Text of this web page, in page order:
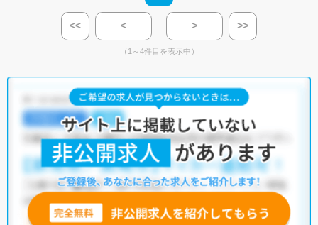
<< < > >>
（1～4件目を表示中）